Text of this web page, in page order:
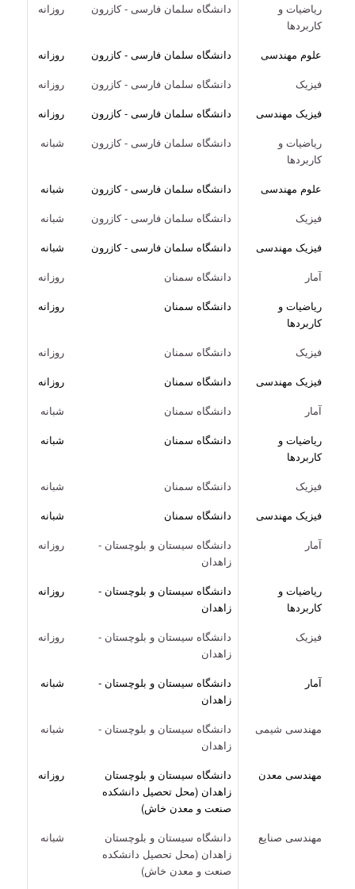
ریاضیات و
کاربردها
دانشگاه سلمان فارسی - کازرون روزانه
علوم مهندسی دانشگاه سلمان فارسی - کازرون
روزانه
فیزیک
دانشگاه سلمان فارسی - کازرون
روزانه
فیزیک مهندسی
دانشگاه سلمان فارسی - کازرون
روزانه
ریاضیات و
کاربردها
دانشگاه سلمان فارسی - کازرون شبانه
علوم مهندسی دانشگاه سلمان فارسی - کازرون
شبانه
فیزیک
دانشگاه سلمان فارسی - کازرون
شبانه
فیزیک مهندسی
دانشگاه سلمان فارسی - کازرون
شبانه
آمار
دانشگاه سمنان
روزانه
ریاضیات و
کاربردها
دانشگاه سمنان روزانه
فیزیک دانشگاه سمنان
روزانه
فیزیک مهندسی
دانشگاه سمنان
روزانه
آمار
دانشگاه سمنان
شبانه
ریاضیات و
کاربردها
دانشگاه سمنان شبانه
فیزیک دانشگاه سمنان
شبانه
فیزیک مهندسی
دانشگاه سمنان
شبانه
آمار
دانشگاه سیستان و بلوچستان -
زاهدان
روزانه
ریاضیات و
کاربردها
دانشگاه سیستان و بلوچستان -
زاهدان
روزانه
فیزیک
دانشگاه سیستان و بلوچستان -
زاهدان
روزانه
آمار
دانشگاه سیستان و بلوچستان -
زاهدان
شبانه
مهندسی شیمی
دانشگاه سیستان و بلوچستان -
زاهدان
شبانه
مهندسی معدن
دانشگاه سیستان و بلوچستان
زاهدان (محل تحصیل دانشکده
صنعت و معدن خاش)
روزانه
مهندسی صنایع
دانشگاه سیستان و بلوچستان
زاهدان (محل تحصیل دانشکده
صنعت و معدن خاش)
شبانه